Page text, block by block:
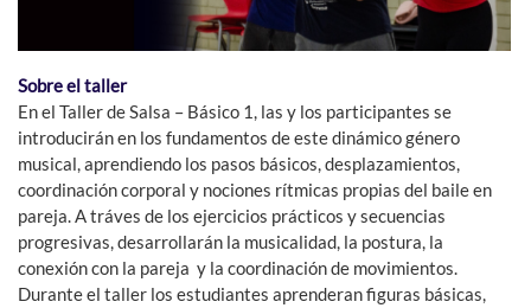
Sobre el taller
En el Taller de Salsa – Básico 1, las y los participantes se
introducirán en los fundamentos de este dinámico género
musical, aprendiendo los pasos básicos, desplazamientos,
coordinación corporal y nociones rítmicas propias del baile en
pareja. A tráves de los ejercicios prácticos y secuencias
progresivas, desarrollarán la musicalidad, la postura, la
conexión con la pareja y la coordinación de movimientos.
Durante el taller los estudiantes aprenderan figuras básicas,